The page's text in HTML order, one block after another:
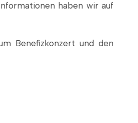
haben wir auf
Benefizkonzert und den